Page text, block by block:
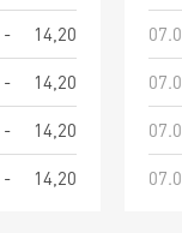
-
14,20
-
14,20
-
14,20
- 14,20